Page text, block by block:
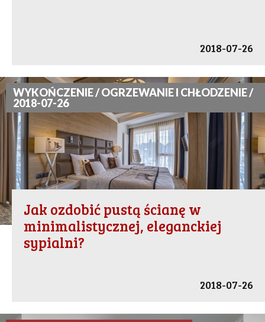
2018-07-26
WYKOŃCZENIE / OGRZEWANIE I CHŁODZENIE /
2018-07-26
Jak ozdobić pustą ścianę w
minimalistycznej, eleganckiej
sypialni?
2018-07-26